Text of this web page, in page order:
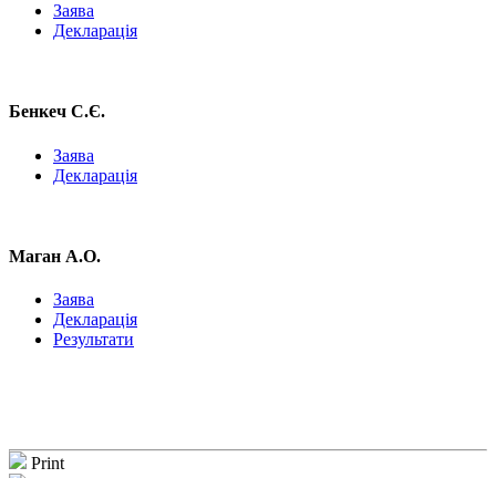
Заява
Декларація
Бенкеч С.Є.
Заява
Декларація
Маган А.О.
Заява
Декларація
Результати
Print